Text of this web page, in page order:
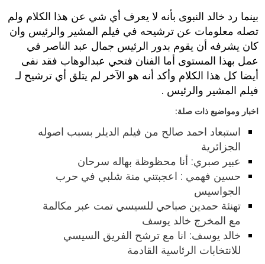
بينما رد خالد النبوى بأنه لا يعرف أي شي عن هذا الكلام ولم
تصله معلومات عن ترشيحه في فيلم المشير والرئيس وان
كان يشرفه أن يقوم بدور الرئيس جمال عبد الناصر في
عمل بهذا المستوى أما الفنان فتحي عبدالوهاب فقد نفى
أيضا كل هذا الكلام وأكد أنه هو الآخر لم يتلق أي ترشيح لـ
فيلم المشير والرئيس .
اخبار ومواضيع ذات صلة:
استبعاد احمد صالح من فيلم الديلر بسبب اصوله
الجزائرية
عبير صبري: أنا محظوظة بهاله سرحان
حسين فهمي : اعجبتني منة شلبي في حرب
الجواسيس
تهنئة حمدين صباحي للسيسي تمت عبر مكالمة
مع المخرج خالد يوسف
خالد يوسف: انا مع ترشح الفريق السيسي
للانتخابات الرئاسية القادمة